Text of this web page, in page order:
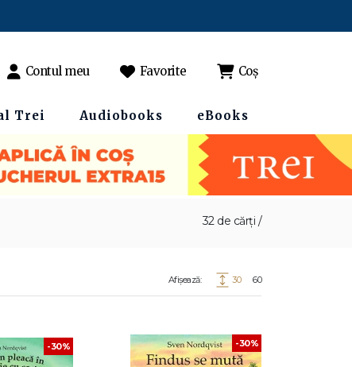
Contul meu Favorite Coș
Trei Audiobooks eBooks
32 de cărți /
Afișează: 30 60
-30% -30%